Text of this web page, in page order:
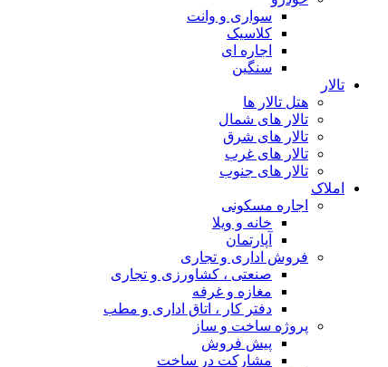
سواری و وانت
کلاسیک
اجاره ای
سنگین
تالار
هتل تالار ها
تالار های شمال
تالار های شرق
تالار های غرب
تالار های جنوب
املاک
اجاره مسکونی
خانه و ویلا
آپارتمان
فروش اداری و تجاری
صنعتی ، کشاورزی و تجاری
مغازه و غرفه
دفتر کار ، اتاق اداری و مطب
پروژه ساخت و ساز
پیش فروش
مشارکت در ساخت